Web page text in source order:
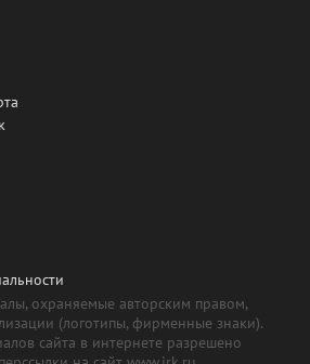
охраняемые авторским правом,
(логотипы, фирменные знаки).
сайта в интернете разрешено